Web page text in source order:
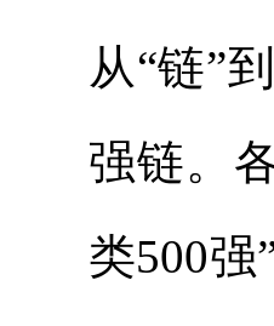
从“链”
强链。
类500